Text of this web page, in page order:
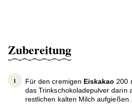
Zubereitung
Für den cremigen Eiskakao 200
das Trinkschokoladepulver darin
restlichen kalten Milch aufgießen.